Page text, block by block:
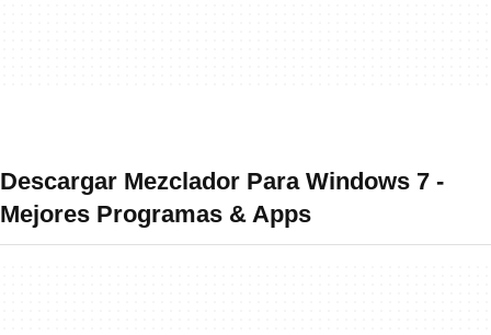
Descargar Mezclador Para Windows 7 -
Mejores Programas & Apps